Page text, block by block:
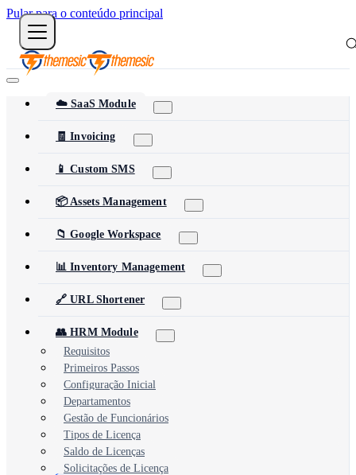
Pular para o conteúdo principal
☁️ SaaS Module
🧾 Invoicing
📱 Custom SMS
📦 Assets Management
📁 Google Workspace
📊 Inventory Management
🔗 URL Shortener
👥 HRM Module
Requisitos
Primeiros Passos
Configuração Inicial
Departamentos
Gestão de Funcionários
Tipos de Licença
Saldo de Licenças
Solicitações de Licença